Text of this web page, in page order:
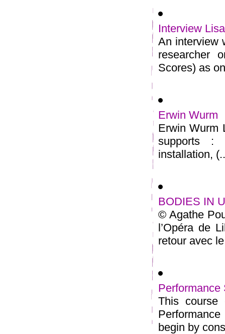
Interview
An interview
researcher
Scores) as
Erwin Wurm
Erwin Wurm
supports :
installation,
BODIES IN
© Agathe
l’Opéra de
retour avec
Performance
This course
begin by